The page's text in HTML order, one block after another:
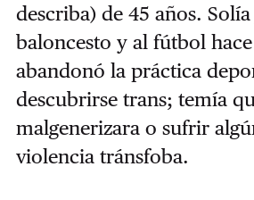
describa) de 45 años.
baloncesto y al fútbol
abandonó la práctica
descubrirse trans; temía
malgenerizara o sufrir
violencia tránsfoba.